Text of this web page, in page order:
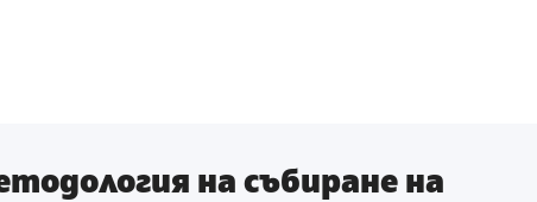
на събиране на